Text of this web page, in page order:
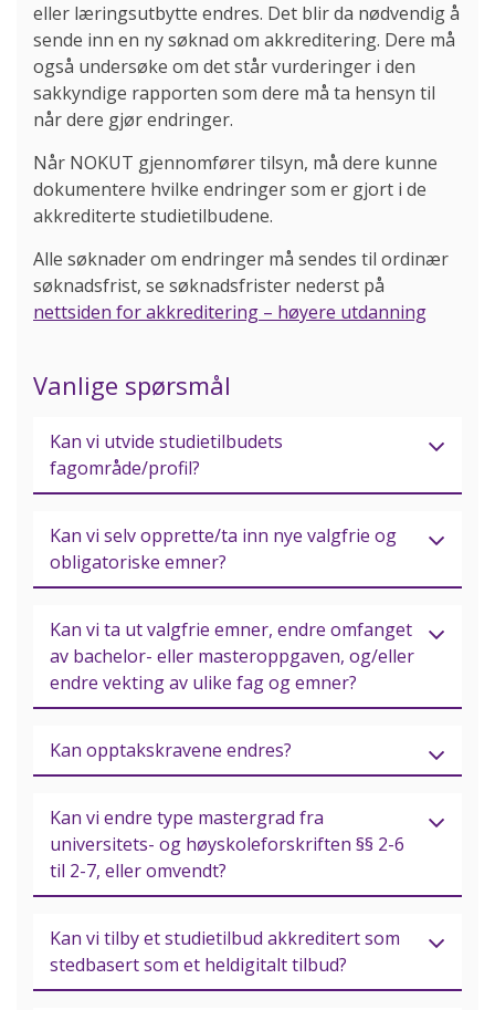
eller læringsutbytte endres. Det blir da nødvendig å
sende inn en ny søknad om akkreditering. Dere må
også undersøke om det står vurderinger i den
sakkyndige rapporten som dere må ta hensyn til
når dere gjør endringer.
Når NOKUT gjennomfører tilsyn, må dere kunne
dokumentere hvilke endringer som er gjort i de
akkrediterte studietilbudene.
Alle søknader om endringer må sendes til ordinær
søknadsfrist, se søknadsfrister nederst på
nettsiden for akkreditering – høyere utdanning
Vanlige spørsmål
Kan vi utvide studietilbudets
fagområde/profil?
Kan vi selv opprette/ta inn nye valgfrie og
obligatoriske emner?
Kan vi ta ut valgfrie emner, endre omfanget
av bachelor- eller masteroppgaven, og/eller
endre vekting av ulike fag og emner?
Kan opptakskravene endres?
Kan vi endre type mastergrad fra
universitets- og høyskoleforskriften §§ 2-6
til 2-7, eller omvendt?
Kan vi tilby et studietilbud akkreditert som
stedbasert som et heldigitalt tilbud?